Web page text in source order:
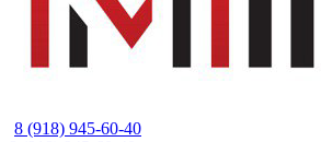
8 (918) 945-60-40